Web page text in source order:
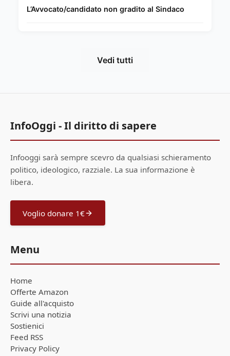
L’Avvocato/candidato non gradito al Sindaco
Vedi tutti
InfoOggi - Il diritto di sapere
Infooggi sarà sempre scevro da qualsiasi schieramento
politico, ideologico, razziale. La sua informazione è
libera.
Voglio donare 1€
Menu
Home
Offerte Amazon
Guide all'acquisto
Scrivi una notizia
Sostienici
Feed RSS
Privacy Policy